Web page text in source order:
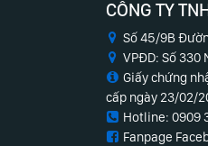
CÔNG TY
Số 45/9B
VPĐD: Số 330
Giấy chứng
cấp ngày 23/02/
Hotline: 0909
Fanpage